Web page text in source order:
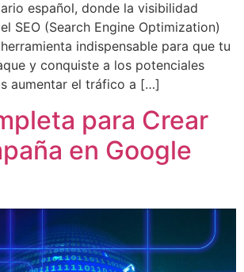
español, donde la visibilidad
SEO (Search Engine Optimization)
indispensable para que tu
y conquiste a los potenciales
aumentar el tráfico a […]
para Crear
en Google